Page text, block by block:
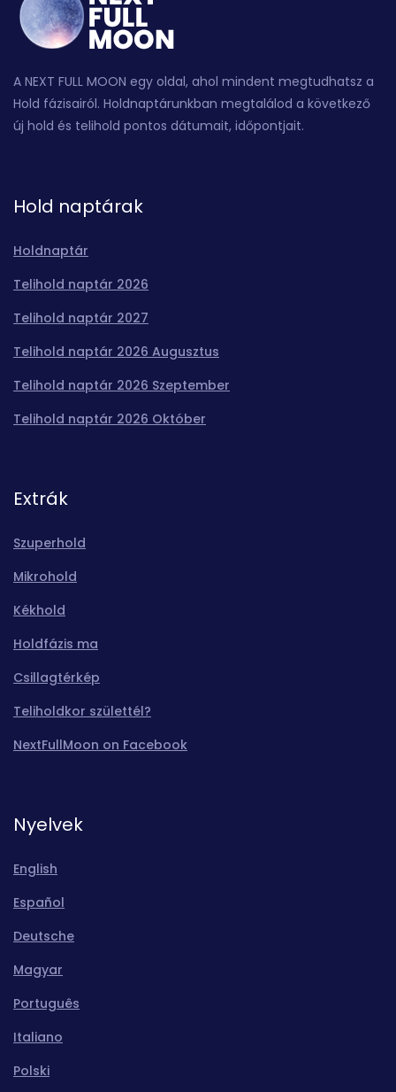
A NEXT FULL MOON egy oldal, ahol mindent megtudhatsz a
Hold fázisairól. Holdnaptárunkban megtalálod a következő
új hold és telihold pontos dátumait, időpontjait.
Hold naptárak
Holdnaptár
Telihold naptár 2026
Telihold naptár 2027
Telihold naptár 2026 Augusztus
Telihold naptár 2026 Szeptember
Telihold naptár 2026 Október
Extrák
Szuperhold
Mikrohold
Kékhold
Holdfázis ma
Csillagtérkép
Teliholdkor születtél?
NextFullMoon on Facebook
Nyelvek
English
Español
Deutsche
Magyar
Português
Italiano
Polski